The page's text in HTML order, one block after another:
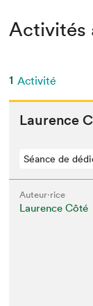
Activités
1 Activité
Lau­rence
Séance de
Auteur·rice
Laurence Côté